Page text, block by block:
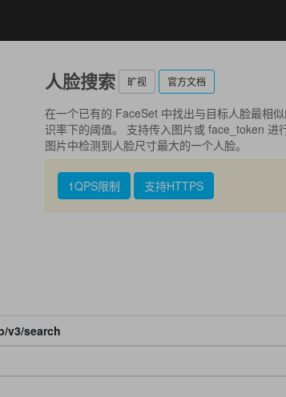
人脸搜索 旷视 官方文档
在一个已有的 FaceSet 中找出与目标人脸最相
识率下的阈值。 支持传入图片或 face_token 进
图片中检测到人脸尺寸最大的一个人脸。
1QPS限制 支持HTTPS
v3/search